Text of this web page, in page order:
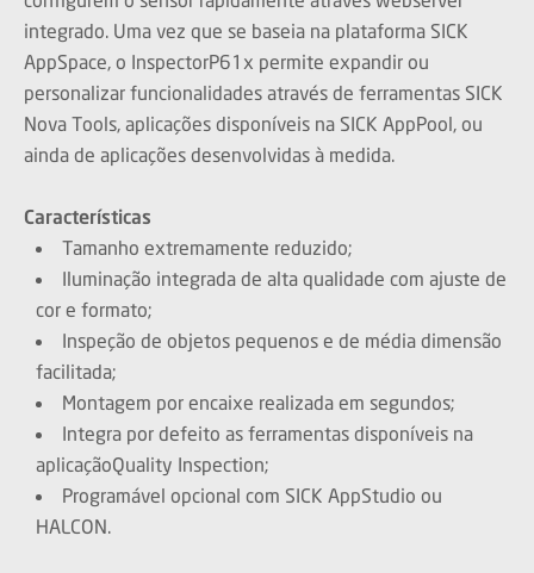
integrado. Uma vez que se baseia na plataforma SICK
AppSpace, o InspectorP61x permite expandir ou
personalizar funcionalidades através de ferramentas SICK
Nova Tools, aplicações disponíveis na SICK AppPool, ou
ainda de aplicações desenvolvidas à medida.
Características
Tamanho extremamente reduzido;
Iluminação integrada de alta qualidade com ajuste de
cor e formato;
Inspeção de objetos pequenos e de média dimensão
facilitada;
Montagem por encaixe realizada em segundos;
Integra por defeito as ferramentas disponíveis na
aplicaçãoQuality Inspection;
Programável opcional com SICK AppStudio ou
HALCON.